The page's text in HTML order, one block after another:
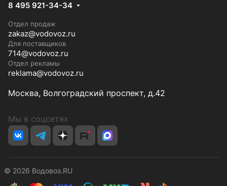
8 495 921-34-34
Отдел продаж
zakaz@vodovoz.ru
Для поставщиков
714@vodovoz.ru
Отдел рекламы
reklama@vodovoz.ru
Москва, Волгоградский проспект, д.42
Мы в соцсетях
© 2026 Водовоз.RU